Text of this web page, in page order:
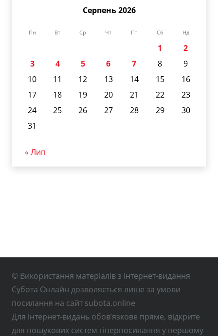
Серпень 2026
Пн Вт Ср Чт Пт Сб Нд
1
2
3
4 5 6 7 8
9
10
11 12 13 14 15
16
17
18 19 20 21 22
23
24
25 26 27 28 29
30
31
« Лип
© Використання матеріалів з інтернет-видання
Субота Онлайн дозволяється лише за умови
посилання на сайт subota.online
Для інтернет-видань обов’язкове пряме, відкрите
для пошукових систем гіперпосилання у першому